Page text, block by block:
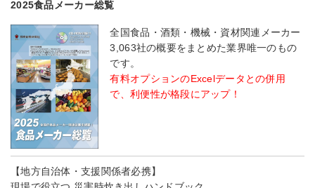
2025食品メーカー総覧
全国食品・酒類・機械・資材関連メーカー
3,063社の概要をまとめた業界唯一のもの
です。
有料オプションのExcelデータとの併用
で、利便性が格段にアップ！
【地方自治体・支援関係者必携】